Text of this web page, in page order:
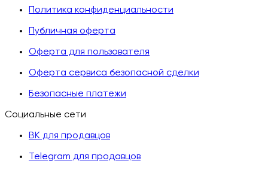
Политика конфиденциальности
Публичная оферта
Оферта для пользователя
Оферта сервиса безопасной сделки
Безопасные платежи
Социальные сети
ВК для продавцов
Telegram для продавцов